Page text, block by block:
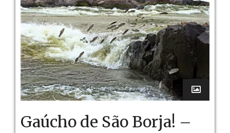
Gaúcho de São Borja! –